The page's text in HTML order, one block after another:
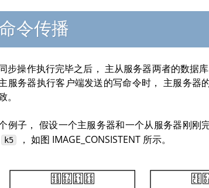
令传播
步操作执行完毕之后， 主从服务器两者的数
服务器执行客户端发送的写命令时， 主服务器
。
例子， 假设一个主服务器和一个从服务器刚刚
k5 ， 如图 IMAGE_CONSISTENT 所示。